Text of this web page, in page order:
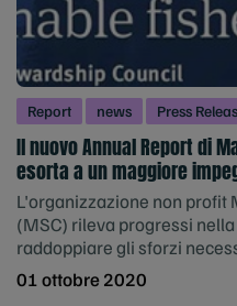
Report news Press
Il nuovo Annual Report di
esorta a un maggiore
L'organizzazione non profit
(MSC) rileva progressi
raddoppiare gli sforzi
01 ottobre 2020